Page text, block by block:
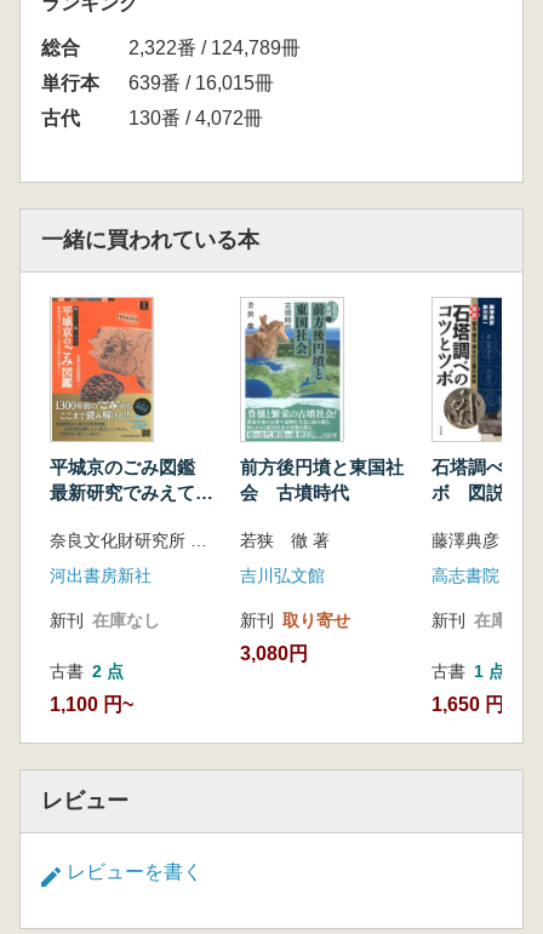
る古代山城―エピローグ
総合
2,322番 / 124,789冊
単行本
639番 / 16,015冊
古代
130番 / 4,072冊
一緒に買われている本
平城京のごみ図鑑
最新研究でみえてく
奈良文化財研究所 監修
河出書房新社
新刊 在庫なし
古書 2 点
1,100 円~
前方後円墳と東国社
会 古墳時代
若狭 徹 著
吉川弘文館
新刊 取り寄せ
3,080円
石塔調べの
ボ 図説 採
藤澤典彦・狭
高志書院
新刊 在庫なし
古書 1 点
1,650 円
レビュー
レビューを書く